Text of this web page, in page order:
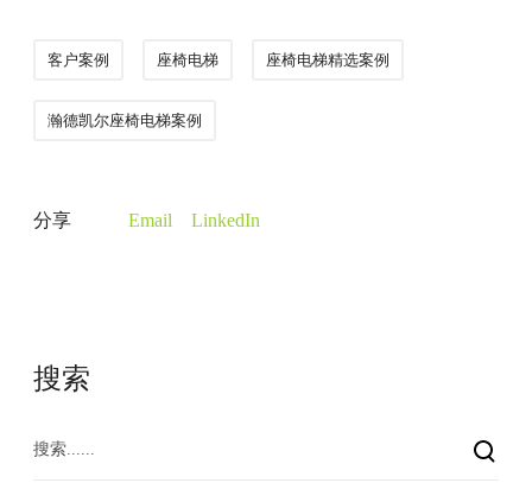
客户案例 座椅电梯 座椅电梯精选案例
瀚德凯尔座椅电梯案例
分享 Email LinkedIn
搜索